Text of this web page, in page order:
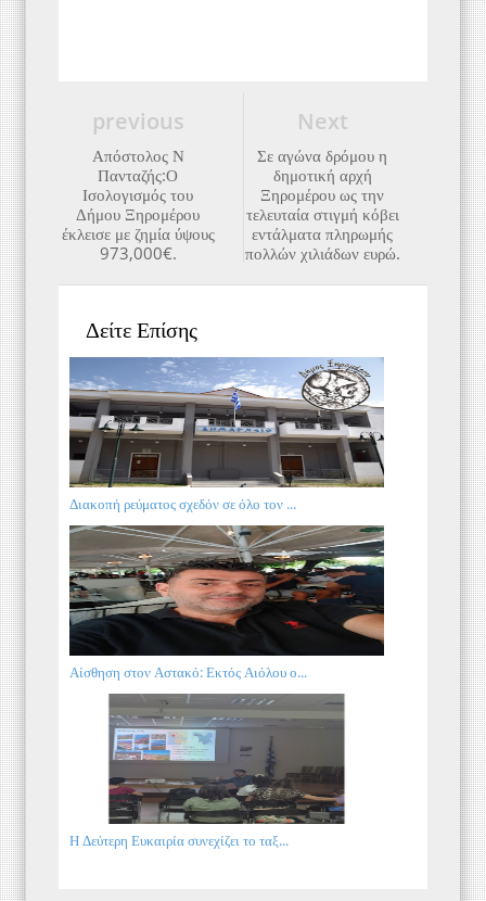
Next
Σε αγώνα δρόμου η
δημοτική αρχή
Ξηρομέρου ως την
τελευταία στιγμή κόβει
εντάλματα πληρωμής
πολλών χιλιάδων ευρώ.
previous
Απόστολος Ν
Πανταζής:Ο
Ισολογισμός του
Δήμου Ξηρομέρου
έκλεισε με ζημία ύψους
973,000€.
Δείτε Επίσης
Διακοπή ρεύματος σχεδόν σε όλο τον ...
Αίσθηση στον Αστακό: Εκτός Αιόλου ο...
Η Δεύτερη Ευκαιρία συνεχίζει το ταξ...